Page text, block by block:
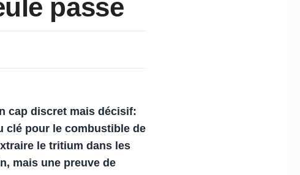
passe
cap discret mais décisif:
clé pour le combustible de
le tritium dans les
mais une preuve de